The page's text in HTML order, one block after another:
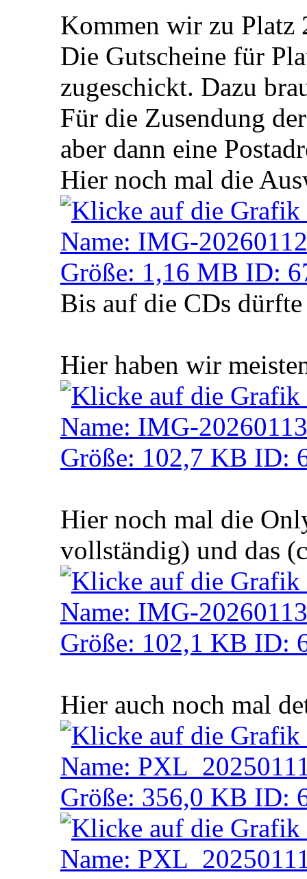
Kommen wir zu Platz
Die Gutscheine für
zugeschickt. Dazu
Für die Zusendung
aber dann eine
Hier noch mal die
Bis auf die CDs
Hier haben wir
Hier noch mal die
vollständig) und das
Hier auch noch mal